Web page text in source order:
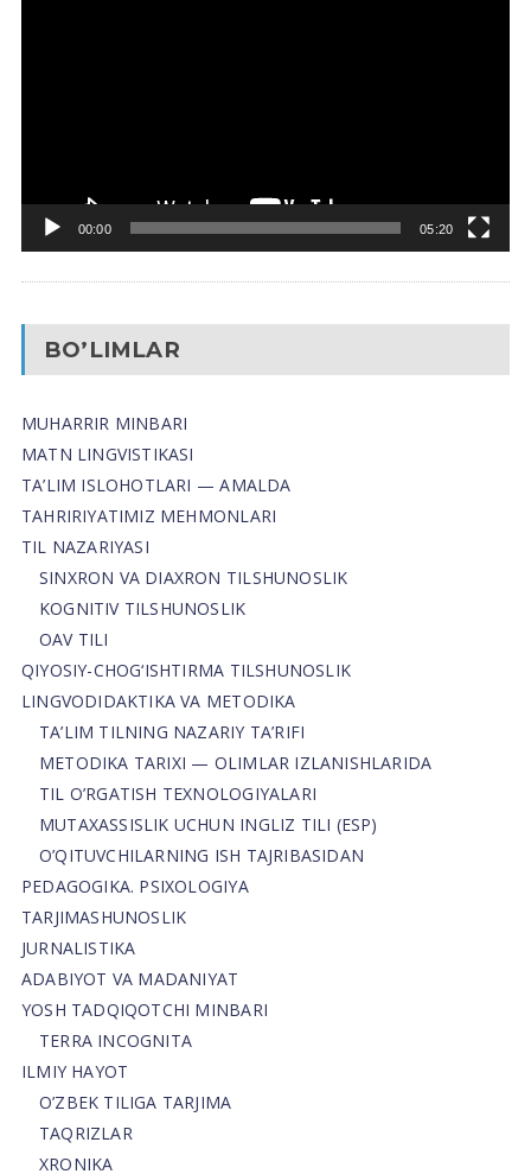
00:00 05:20
BO’LIMLAR
MUHARRIR MINBARI
MATN LINGVISTIKASI
TA’LIM ISLOHOTLARI — AMALDA
TAHRIRIYATIMIZ MEHMONLARI
TIL NAZARIYASI
SINXRON VA DIAXRON TILSHUNOSLIK
KOGNITIV TILSHUNOSLIK
OAV TILI
QIYOSIY-CHOG‘ISHTIRMA TILSHUNOSLIK
LINGVODIDAKTIKA VA METODIKA
TA’LIM TILNING NAZARIY TA’RIFI
METODIKA TARIXI — OLIMLAR IZLANISHLARIDA
TIL O’RGATISH TEXNOLOGIYALARI
MUTAXASSISLIK UCHUN INGLIZ TILI (ESP)
O’QITUVCHILARNING ISH TAJRIBASIDAN
PEDAGOGIKA. PSIXOLOGIYA
TARJIMASHUNOSLIK
JURNALISTIKA
ADABIYOT VA MADANIYAT
YOSH TADQIQOTCHI MINBARI
TERRA INCOGNITA
ILMIY HAYOT
O’ZBEK TILIGA TARJIMA
TAQRIZLAR
XRONIKA